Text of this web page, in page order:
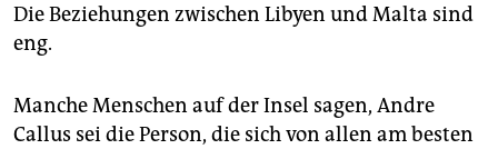
Die Beziehungen zwischen Libyen und Malta sind
eng.
Manche Menschen auf der Insel sagen, Andre
Callus sei die Person, die sich von allen am besten